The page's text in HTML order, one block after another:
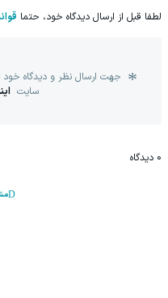
لطفا قبل از ارسال دیدگاه خود، حتما
جهت ارسال نظر و دیدگاه خود
سایت
0 دیدگاه